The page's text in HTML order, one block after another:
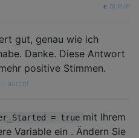
quelle
gut, genau wie ich
Danke. Diese Antwort
positive Stimmen.
Laurent
= true mit Ihrem
Variable ein . Ändern Sie